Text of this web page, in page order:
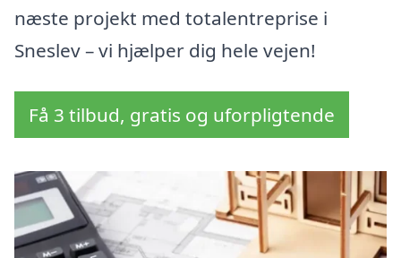
næste projekt med totalentreprise i
Sneslev – vi hjælper dig hele vejen!
Få 3 tilbud, gratis og uforpligtende